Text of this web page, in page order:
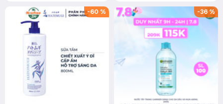
(SL có hạn)
-60 % -36%